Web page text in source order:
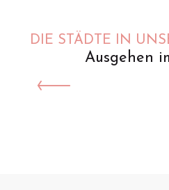
DIE STÄDTE IN
Ausgehen